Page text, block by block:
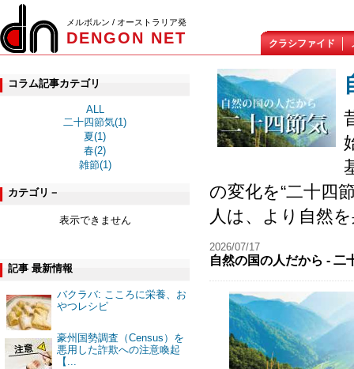
メルボルン / オーストラリア発
DENGON NET クラシファイド
コラム記事カテゴリ
ALL
二十四節気(1)
夏(1)
春(2)
雑節(1)
カテゴリ－
表示できません
記事 最新情報
バクラバ: こころに栄養、お
やつレシピ
豪州国勢調査（Census）を
悪用した詐欺への注意喚起
【...
の変化を“二十四
人は、より自然
2026/07/17
自然の国の人だから - 二